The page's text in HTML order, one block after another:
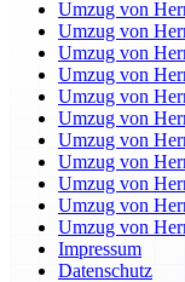
Umzug von
Umzug von
Umzug von
Umzug von
Umzug von
Umzug von
Umzug von
Umzug von
Umzug von
Umzug von
Umzug von
Impressum
Datenschutz